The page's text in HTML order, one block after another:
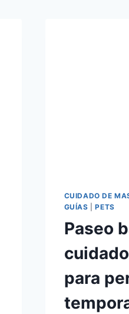
CUIDADO DE
GUÍAS |PETS
Paseo
para